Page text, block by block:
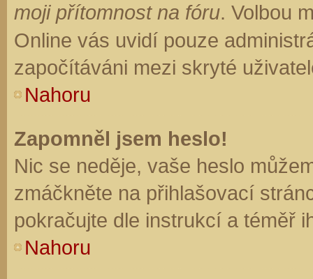
moji přítomnost na fóru. Volbou
Online vás uvidí pouze
započítáváni mezi skryté
Nahoru
Zapomněl jsem heslo!
Nic se neděje, vaše heslo
zmáčkněte na přihlašovací
pokračujte dle instrukcí a téměř
Nahoru